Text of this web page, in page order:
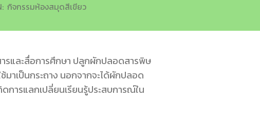
กิจกรรมห้องสมุดสีเขียว
รและสื่อการศึกษา ปลูกผักปลอดสารพิษ
มาเป็นกระถาง นอกจากจะได้ผักปลอด
ดการแลกเปลี่ยนเรียนรู้ประสบการณ์ใน